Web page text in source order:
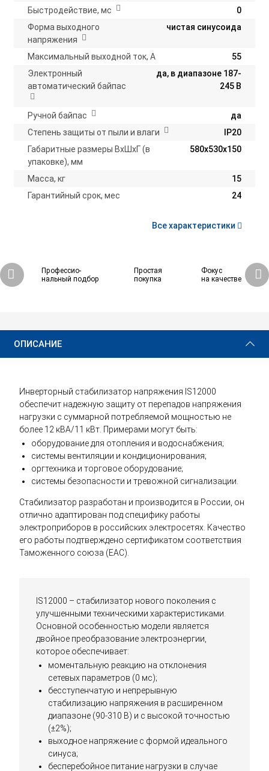
Быстродействие, мс
0
Форма выходного
напряжения
чистая синусоида
Максимальный выходной ток, А
55
Электронный
автоматический байпас
да, в диапазоне 187-
245 В
Ручной байпас
да
Степень защиты от пыли и влаги
IP20
Габаритные размеры ВхШхГ (в
упаковке), мм
580х530х150
Масса, кг
15
Гарантийный срок, мес
24
Все характеристики
Профессио-
нальный подбор
Простая
покупка
Фокус
на качестве
91 570 ₽ Купить
ОПИСАНИЕ
Инверторный стабилизатор напряжения IS12000
обеспечит надежную защиту от перепадов напряжения
нагрузки с суммарной потребляемой мощностью не
более 12 кВА/11 кВт. Примерами могут быть:
оборудование для отопления и водоснабжения;
системы вентиляции и кондиционирования;
оргтехника и торговое оборудование;
системы безопасности и тревожной сигнализации.
Стабилизатор разработан и производится в России, он
отлично адаптирован под специфику работы
электроприборов в российских электросетях. Качество
его работы подтверждено сертификатом соответствия
Таможенного союза (EAC).
IS12000 – стабилизатор нового поколения с
улучшенными техническими характеристиками.
Основной особенностью модели является
двойное преобразование электроэнергии,
которое обеспечивает:
моментальную реакцию на отклонения
сетевых параметров (0 мс);
бесступенчатую и непрерывную
стабилизацию напряжения в расширенном
диапазоне (90-310 В) и с высокой точностью
(±2%);
выходное напряжение с формой идеального
синуса;
бесперебойное питание нагрузки в случае